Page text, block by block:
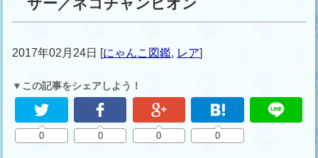
サー／ネコチャンピオン
2017年02月24日 [にゃんこ図鑑, レア]
▼この記事をシェアしよう！
0 0 0 0